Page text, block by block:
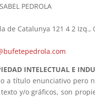
PEDROLA
de Catalunya 121 4 2 Izq.,
INTELECTUAL E
a título enunciativo pero
y/o gráficos, son